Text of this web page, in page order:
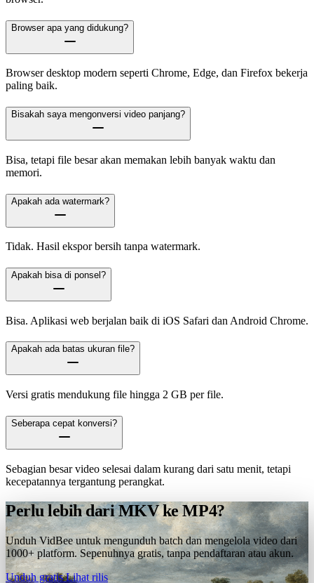
Browser apa yang didukung?
Browser desktop modern seperti Chrome, Edge, dan Firefox bekerja
paling baik.
Bisakah saya mengonversi video panjang?
Bisa, tetapi file besar akan memakan lebih banyak waktu dan
memori.
Apakah ada watermark?
Tidak. Hasil ekspor bersih tanpa watermark.
Apakah bisa di ponsel?
Bisa. Aplikasi web berjalan baik di iOS Safari dan Android Chrome.
Apakah ada batas ukuran file?
Versi gratis mendukung file hingga 2 GB per file.
Seberapa cepat konversi?
Sebagian besar video selesai dalam kurang dari satu menit, tetapi
kecepatannya tergantung perangkat.
Perlu lebih dari MKV ke MP4?
Unduh VidBee untuk mengunduh batch dan mengelola video dari
1000+ platform. Sepenuhnya gratis, tanpa pendaftaran atau akun.
Unduh gratisLihat rilis